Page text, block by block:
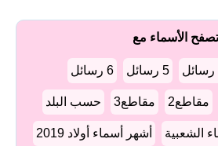
تصفح الأسماء مع
5 رسائل 6 رسائل
مقاطع2 مقاطع3 حسب البلد
الشعبية أشهر أسماء أولاد 2019